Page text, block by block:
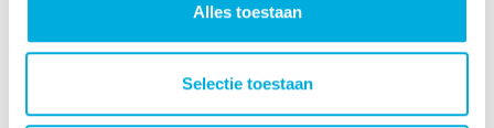
Alles toestaan
Selectie toestaan
+31 (0)6 22 65 81 84